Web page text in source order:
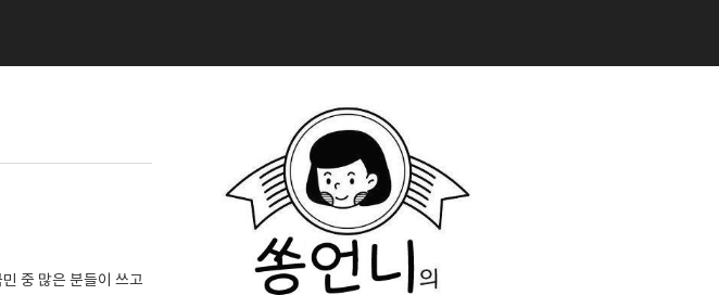
중 많은 분들이 쓰고